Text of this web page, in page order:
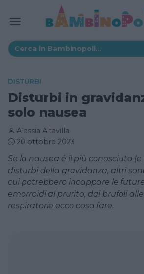
DISTURBI
Disturbi in
solo nausea
Alessia Altavilla
20 ottobre 2023
Se la nausea é il più conosciuto
disturbi della gravidanza, altri
cui potrebbero incappare le
emorroidi al prurito, dai brufoli
respiratorie ecco cosa fare.